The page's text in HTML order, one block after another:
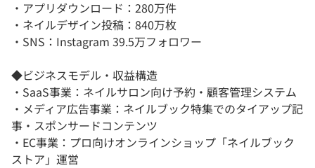
・アプリダウンロード：280万件
・ネイルデザイン投稿：840万枚
・SNS：Instagram 39.5万フォロワー
◆ビジネスモデル・収益構造
・SaaS事業：ネイルサロン向け予約・顧客管理システム
・メディア広告事業：ネイルブック特集でのタイアップ記
事・スポンサードコンテンツ
・EC事業：プロ向けオンラインショップ「ネイルブック
ストア」運営